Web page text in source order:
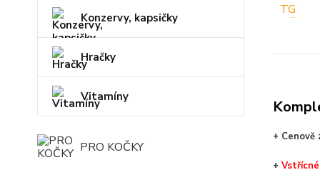
Konzervy, kapsičky
Hračky
Vitamíny
PRO KOČKY
+ Cenově
+ V